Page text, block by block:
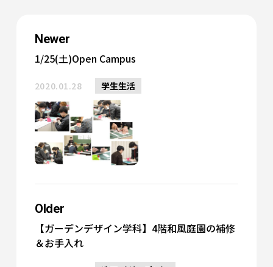
Newer
1/25(土)Open Campus
2020.01.28 学生生活
Older
【ガーデンデザイン学科】4階和風庭園の補修
＆お手入れ